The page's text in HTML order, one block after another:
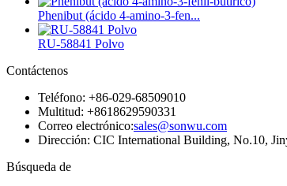
Phenibut (ácido 4-amino-3-fen...
RU-58841 Polvo
Contáctenos
Teléfono: +86-029-68509010
Multitud: +8618629590331
Correo electrónico:sales@sonwu.com
Dirección: CIC International Building, No.10,
Búsqueda de